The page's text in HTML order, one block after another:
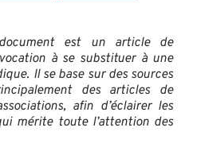
document est un article de
à se substituer à une
Il se base sur des sources
des articles de
afin d’éclairer les
mérite toute l’attention des